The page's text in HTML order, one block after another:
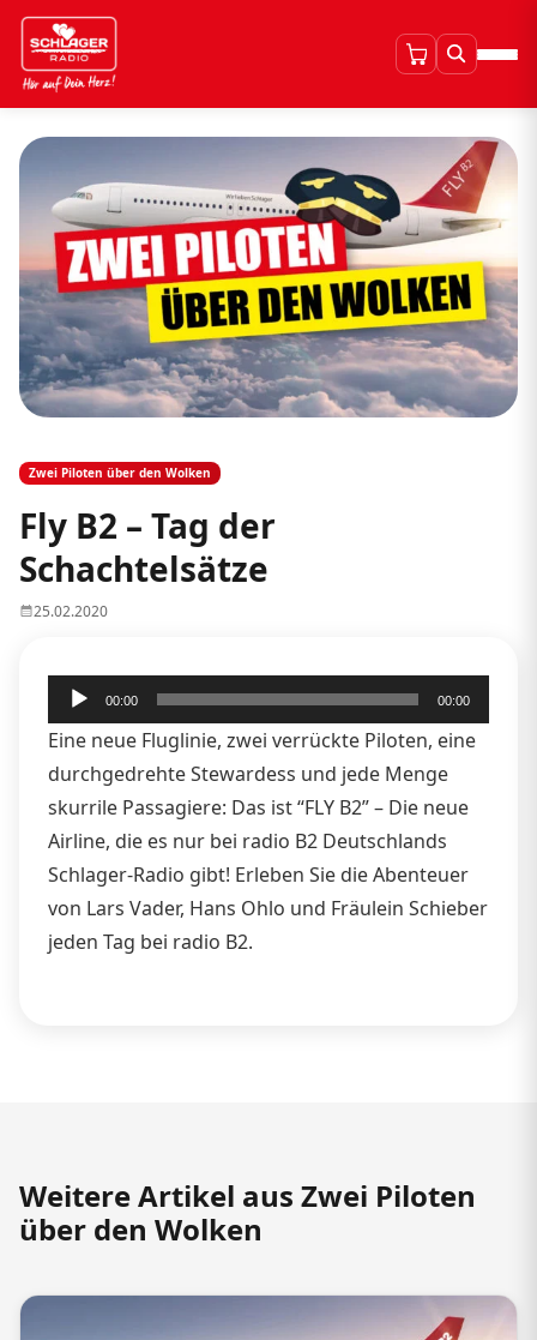
Zwei Piloten über den Wolken
Fly B2 – Tag der
Schachtelsätze
25.02.2020
Audio-
Player
00:00 00:00
Eine neue Fluglinie, zwei verrückte Piloten, eine
durchgedrehte Stewardess und jede Menge
skurrile Passagiere: Das ist “FLY B2” – Die neue
Airline, die es nur bei radio B2 Deutschlands
Schlager-Radio gibt! Erleben Sie die Abenteuer
von Lars Vader, Hans Ohlo und Fräulein Schieber
jeden Tag bei radio B2.
Weitere Artikel aus Zwei Piloten
über den Wolken